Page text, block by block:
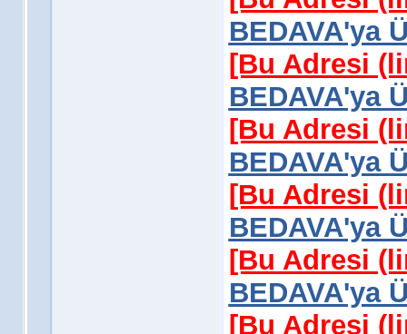
BEDAVA'ya
[Bu Adresi
BEDAVA'ya
[Bu Adresi
BEDAVA'ya
[Bu Adresi
BEDAVA'ya
[Bu Adresi
BEDAVA'ya
[Bu Adresi